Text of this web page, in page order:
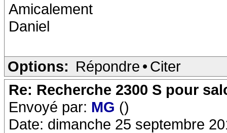
Amicalement
Daniel
Options: Répondre • Citer
Re: Recherche 2300 S pour
Envoyé par: MG ()
Date: dimanche 25 septembre